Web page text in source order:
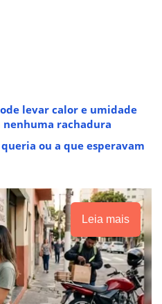
levar calor e umidade
nenhuma rachadura
ou a que esperavam
Leia mais